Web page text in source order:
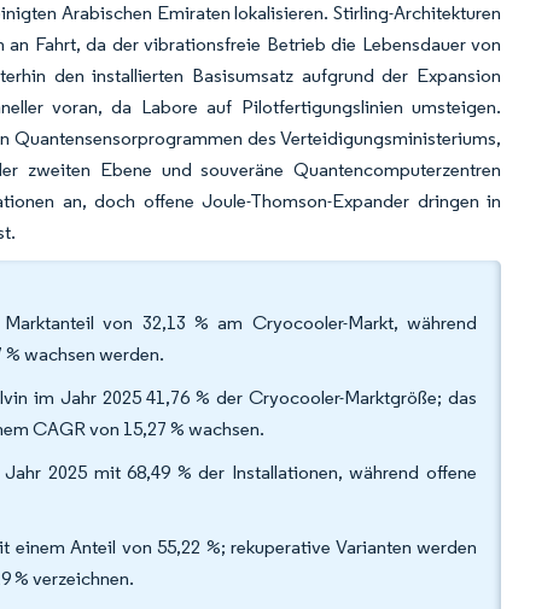
Arabischen Emiraten lokalisieren. Stirling-Architekturen
Fahrt, da der vibrationsfreie Betrieb die Lebensdauer von
den installierten Basisumsatz aufgrund der Expansion
voran, da Labore auf Pilotfertigungslinien umsteigen.
des Verteidigungsministeriums,
zweiten Ebene und souveräne Quantencomputerzentren
an, doch offene Joule-Thomson-Expander dringen in
von 32,13 % am Cryocooler-Markt, während
wachsen werden.
im Jahr 2025 41,76 % der Cryocooler-Marktgröße; das
CAGR von 15,27 % wachsen.
2025 mit 68,49 % der Installationen, während offene
Anteil von 55,22 %; rekuperative Varianten werden
% verzeichnen.